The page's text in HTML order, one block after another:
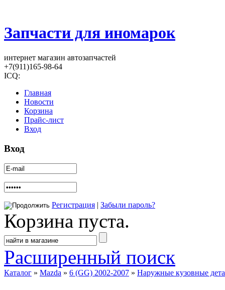
Запчасти для иномарок
интернет магазин автозапчастей
+7(911)165-98-64
ICQ:
Главная
Новости
Корзина
Прайс-лист
Вход
Вход
Регистрация | Забыли пароль?
Корзина пуста.
Расширенный поиск
Каталог » Mazda » 6 (GG) 2002-2007 » Наружные кузовные